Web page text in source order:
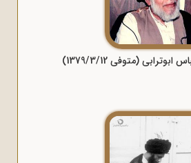
(متوفی 1379/3/12)